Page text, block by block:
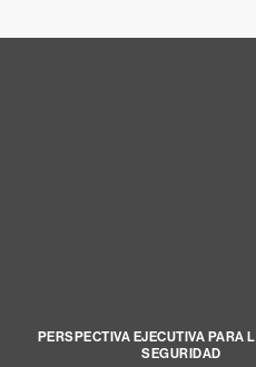
PERSPECTIVA EJECUTIVA PARA
SEGURIDAD